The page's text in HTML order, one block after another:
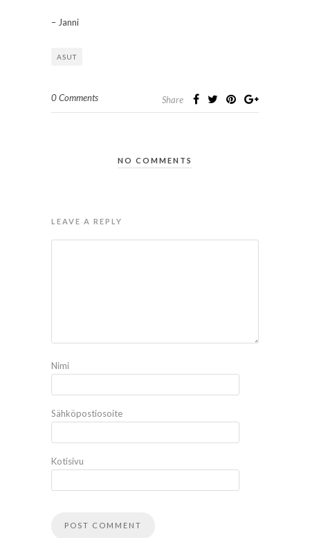
– Janni
ASUT
0 Comments Share
NO COMMENTS
LEAVE A REPLY
Nimi
Sähköpostiosoite
Kotisivu